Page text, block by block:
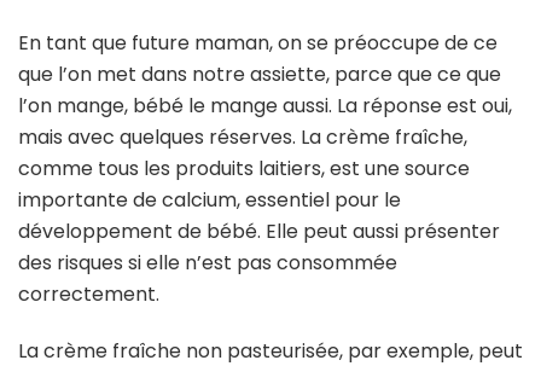
En tant que future maman, on se préoccupe de ce
que l’on met dans notre assiette, parce que ce que
l’on mange, bébé le mange aussi. La réponse est oui,
mais avec quelques réserves. La crème fraîche,
comme tous les produits laitiers, est une source
importante de calcium, essentiel pour le
développement de bébé. Elle peut aussi présenter
des risques si elle n’est pas consommée
correctement.
La crème fraîche non pasteurisée, par exemple, peut